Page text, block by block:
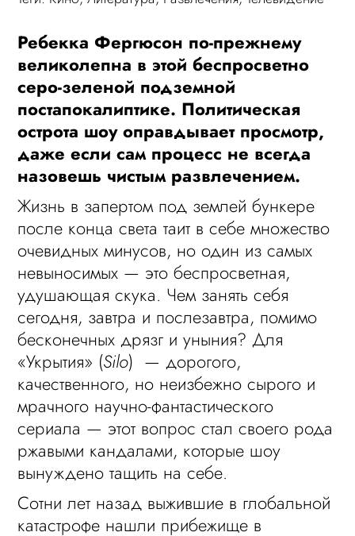
Ребекка Фергюсон по-прежнему
великолепна в этой беспросветно
серо-зеленой подземной
постапокалиптике. Политическая
острота шоу оправдывает просмотр,
даже если сам процесс не всегда
назовешь чистым развлечением.
Жизнь в запертом под землей бункере
после конца света таит в себе множество
очевидных минусов, но один из самых
невыносимых — это беспросветная,
удушающая скука. Чем занять себя
сегодня, завтра и послезавтра, помимо
бесконечных дрязг и уныния? Для
«Укрытия» (Silo) — дорогого,
качественного, но неизбежно сырого и
мрачного научно-фантастического
сериала — этот вопрос стал своего рода
ржавыми кандалами, которые шоу
вынуждено тащить на себе.
Сотни лет назад выжившие в глобальной
катастрофе нашли прибежище в